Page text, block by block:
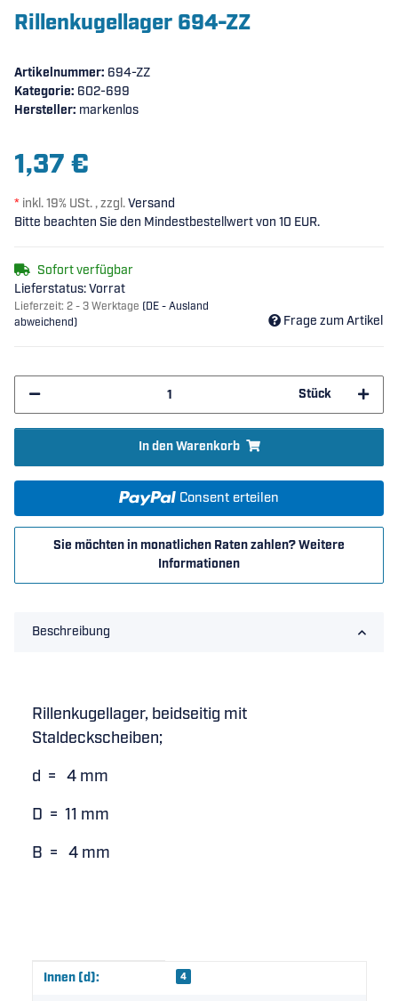
Rillenkugellager 694-ZZ
Artikelnummer: 694-ZZ
Kategorie: 602-699
Hersteller: markenlos
1,37 €
* inkl. 19% USt. , zzgl.Versand
Bitte beachten Sie den Mindestbestellwert von 10 EUR.
Sofort verfügbar
Lieferstatus: Vorrat
Lieferzeit: 2 - 3 Werktage (DE - Ausland
abweichend)
Frage zum Artikel
Stück
In den Warenkorb
Consent erteilen
Sie möchten in monatlichen Raten zahlen?Weitere
Informationen
Beschreibung
Rillenkugellager, beidseitig mit
Staldeckscheiben;
d = 4 mm
D = 11 mm
B = 4 mm
Produkteigenschaft
Wert
Innen (d): 4